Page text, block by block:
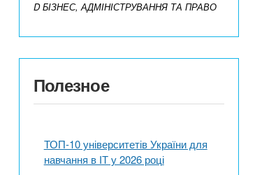
D БІЗНЕС, АДМІНІСТРУВАННЯ ТА ПРАВО
Полезное
ТОП-10 університетів України для
навчання в ІТ у 2026 році